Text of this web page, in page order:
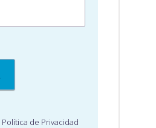
Política de Privacidad